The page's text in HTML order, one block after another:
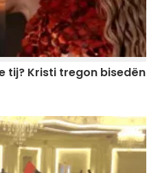
tij? Kristi tregon bisedën